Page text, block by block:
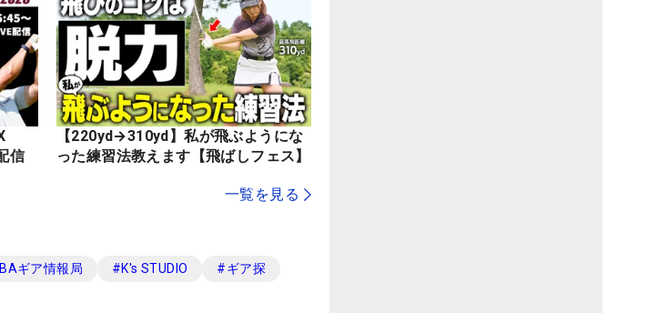
配信
【220yd→310yd】私が飛ぶようにな
った練習法教えます【飛ばしフェス】
一覧を見る
ギア情報局 #K's STUDIO #ギア探